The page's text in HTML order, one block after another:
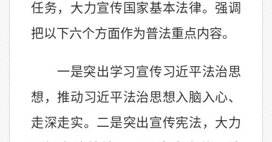
任务，大力宣传国家基本法律。强调
把以下六个方面作为普法重点内容。
一是突出学习宣传习近平法治思
想，推动习近平法治思想入脑入心、
走深走实。二是突出宣传宪法，大力